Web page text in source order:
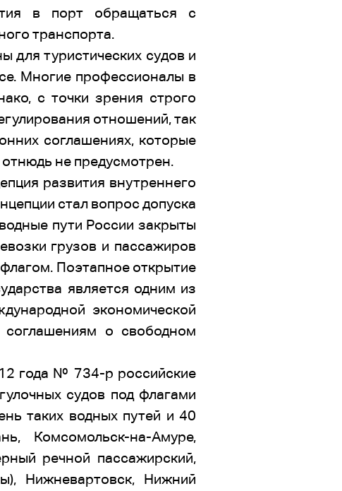
в порт обращаться с
транспорта.
для туристических судов и
Многие профессионалы в
с точки зрения строго
отношений, так
соглашениях, которые
не предусмотрен.
развития внутреннего
стал вопрос допуска
пути России закрыты
грузов и пассажиров
Поэтапное открытие
является одним из
экономической
о свободном
года № 734-р российские
судов под флагами
таких водных путей и 40
Комсомольск-на-Амуре,
речной пассажирский,
Нижневартовск, Нижний